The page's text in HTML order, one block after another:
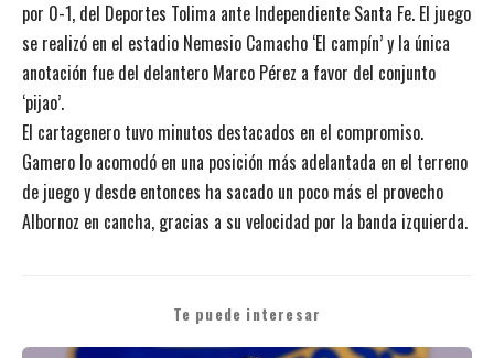
por 0-1, del Deportes Tolima ante Independiente Santa Fe. El juego
se realizó en el estadio Nemesio Camacho ‘El campín’ y la única
anotación fue del delantero Marco Pérez a favor del conjunto
‘pijao’.
El cartagenero tuvo minutos destacados en el compromiso.
Gamero lo acomodó en una posición más adelantada en el terreno
de juego y desde entonces ha sacado un poco más el provecho
Albornoz en cancha, gracias a su velocidad por la banda izquierda.
Te puede interesar